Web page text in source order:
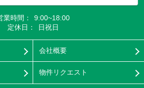
業時間：
9:00~18:00
定休日：
日祝日
会社概要
物件リクエスト